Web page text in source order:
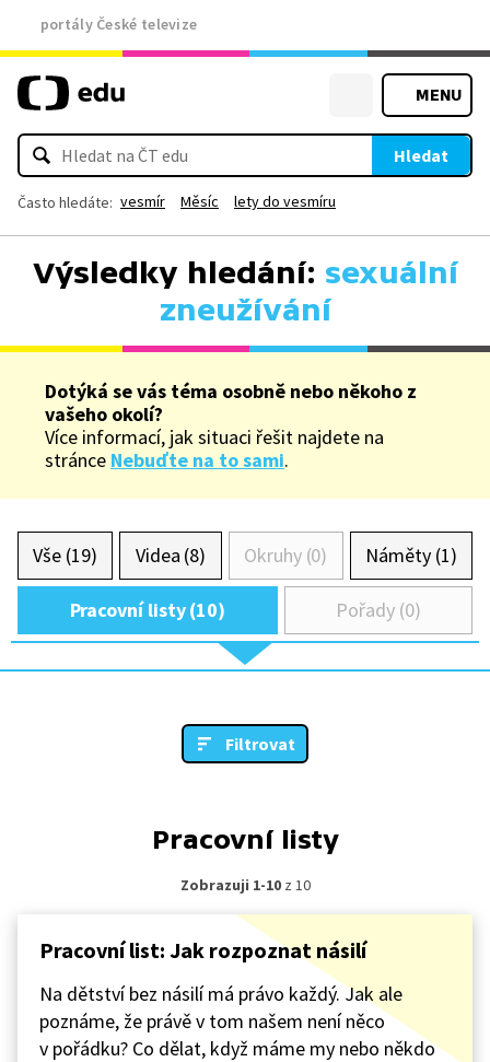
portály České televize
MENU
Hledat
Často hledáte: vesmír Měsíc lety do vesmíru
Výsledky hledání: sexuální
zneužívání
Dotýká se vás téma osobně nebo někoho z
vašeho okolí?
Více informací, jak situaci řešit najdete na
stránce Nebuďte na to sami.
Vše (19) Videa (8) Okruhy (0) Náměty (1)
Pracovní listy (10) Pořady (0)
Filtrovat
Pracovní listy
Zobrazuji 1-10z 10
Pracovní list: Jak rozpoznat násilí
Na dětství bez násilí má právo každý. Jak ale
poznáme, že právě v tom našem není něco
v pořádku? Co dělat, když máme my nebo někdo